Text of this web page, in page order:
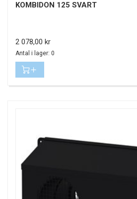
KOMBIDON 125 SVART
Pris
2 078,00 kr
Antal i lager: 0